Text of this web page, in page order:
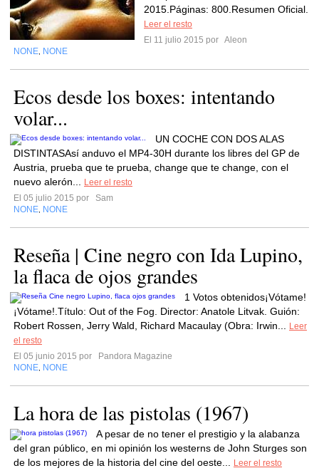
2015.Páginas: 800.Resumen Oficial.
Leer el resto
El 11 julio 2015 por Aleon
NONE NONE
Ecos desde los boxes: intentando
volar...
UN COCHE CON DOS ALAS
DISTINTASAsí anduvo el MP4-30H durante los libres del GP de
Austria, prueba que te prueba, change que te change, con el
nuevo alerón...
Leer el resto
El 05 julio 2015 por
Sam
NONE NONE
Reseña | Cine negro con Ida Lupino,
la flaca de ojos grandes
1 Votos obtenidos¡Vótame!
¡Vótame!.Título: Out of the Fog. Director: Anatole Litvak. Guión:
Robert Rossen, Jerry Wald, Richard Macaulay (Obra: Irwin...
Leer
el resto
El 05 junio 2015 por
Pandora Magazine
NONE NONE
La hora de las pistolas (1967)
A pesar de no tener el prestigio y la alabanza
del gran público, en mi opinión los westerns de John Sturges son
de los mejores de la historia del cine del oeste...
Leer el resto